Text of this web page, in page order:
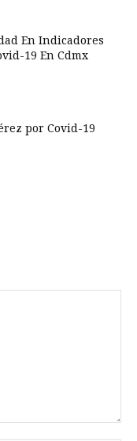
En Indicadores
19 En Cdmx
por Covid-19